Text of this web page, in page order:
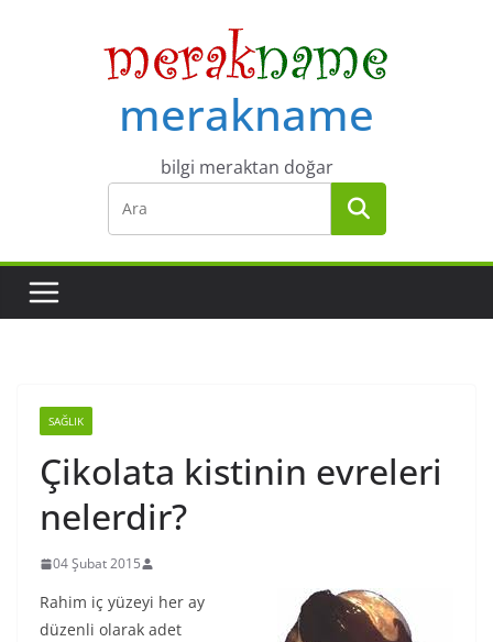
merakname
bilgi meraktan doğar
SAĞLIK
Çikolata kistinin evreleri
nelerdir?
04 Şubat 2015
Rahim iç yüzeyi her ay
düzenli olarak adet